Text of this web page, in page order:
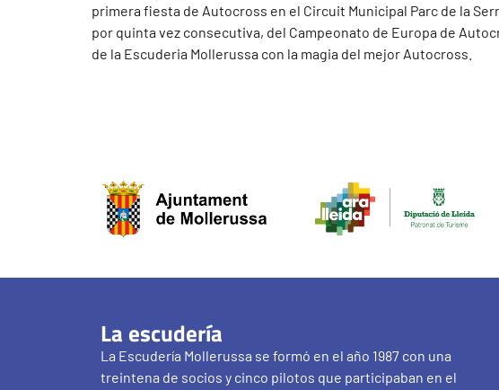
primera fiesta de Autocross en el Circuit Municipal Parc de la
por quinta vez consecutiva, del Campeonato de Europa de
de la Escuderia Mollerussa con la magia del mejor Autocross.
La escudería
La Escudería Mollerussa se formó en el año 1987 con una
treintena de socios y cinco pilotos que participaban en el